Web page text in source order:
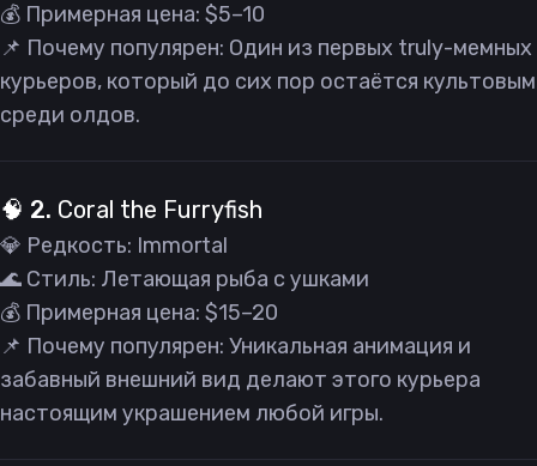
💰 Примерная цена: $5–10
📌 Почему популярен: Один из первых truly-мемных
курьеров, который до сих пор остаётся культовым
среди олдов.
🧠 2. Coral the Furryfish
💎 Редкость: Immortal
🌊 Стиль: Летающая рыба с ушками
💰 Примерная цена: $15–20
📌 Почему популярен: Уникальная анимация и
забавный внешний вид делают этого курьера
настоящим украшением любой игры.